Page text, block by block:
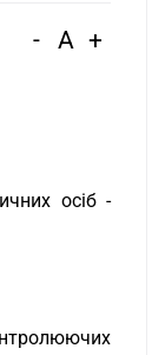
- A +
осіб -